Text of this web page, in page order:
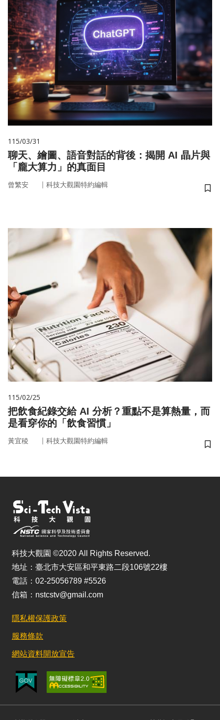
115/03/31
聊天、繪圖、語音對話的背後：揭開 AI 晶片與
「龐大算力」的真面目
曾繁安 ｜ 科技大觀園特約編輯
儲
115/02/25
把飲食紀錄交給 AI 分析？重點不是算熱量，而
是看穿你的「飲食習慣」
黃宜稜 ｜ 科技大觀園特約編輯
儲
科技大觀園 ©2020 All Rights Reserved.
地址：臺北市大安區和平東路二段106號22樓
電話：02-25056789 #5526
信箱：nstcstv@gmail.com
隱私權保護政策
服務條款
網站資料開放宣告